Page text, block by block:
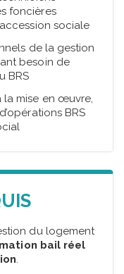
foncières
sociale
de la gestion
besoin de
BRS
la mise en œuvre,
BRS
du logement
bail réel
.